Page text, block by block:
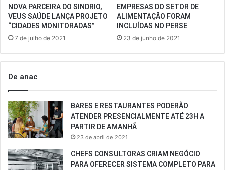
NOVA PARCEIRA DO SINDRIO,
VEUS SAÚDE LANÇA PROJETO
“CIDADES MONITORADAS”
7 de julho de 2021
EMPRESAS DO SETOR DE
ALIMENTAÇÃO FORAM
INCLUÍDAS NO PERSE
23 de junho de 2021
De anac
BARES E RESTAURANTES PODERÃO
ATENDER PRESENCIALMENTE ATÉ 23H A
PARTIR DE AMANHÃ
23 de abril de 2021
CHEFS CONSULTORAS CRIAM NEGÓCIO
PARA OFERECER SISTEMA COMPLETO PARA